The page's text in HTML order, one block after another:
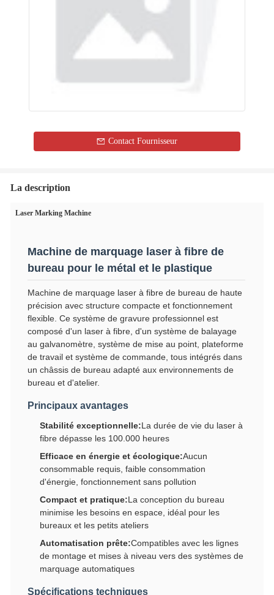
Contact Fournisseur
La description
Laser Marking Machine
Machine de marquage laser à fibre de
bureau pour le métal et le plastique
Machine de marquage laser à fibre de bureau de haute
précision avec structure compacte et fonctionnement
flexible. Ce système de gravure professionnel est
composé d'un laser à fibre, d'un système de balayage
au galvanomètre, système de mise au point, plateforme
de travail et système de commande, tous intégrés dans
un châssis de bureau adapté aux environnements de
bureau et d'atelier.
Principaux avantages
Stabilité exceptionnelle:La durée de vie du laser à
fibre dépasse les 100.000 heures
Efficace en énergie et écologique:Aucun
consommable requis, faible consommation
d'énergie, fonctionnement sans pollution
Compact et pratique:La conception du bureau
minimise les besoins en espace, idéal pour les
bureaux et les petits ateliers
Automatisation prête:Compatibles avec les lignes
de montage et mises à niveau vers des systèmes de
marquage automatiques
Spécifications techniques